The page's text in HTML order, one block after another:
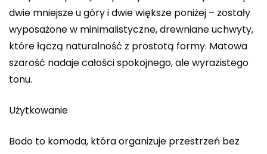
dwie mniejsze u góry i dwie większe poniżej – zostały
wyposażone w minimalistyczne, drewniane uchwyty,
które łączą naturalność z prostotą formy. Matowa
szarość nadaje całości spokojnego, ale wyrazistego
tonu.
Użytkowanie
Bodo to komoda, która organizuje przestrzeń bez